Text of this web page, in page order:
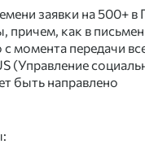
заявки на500+ в
причем, как в
момента передачи
(Управление
быть направлено